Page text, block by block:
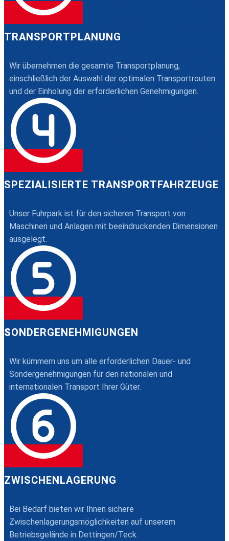
TRANSPORTPLANUNG
Wir übernehmen die gesamte Transportplanung,
einschließlich der Auswahl der optimalen Transportrouten
und der Einholung der erforderlichen Genehmigungen.
SPEZIALISIERTE TRANSPORTFAHRZEUGE
Unser Fuhrpark ist für den sicheren Transport von
Maschinen und Anlagen mit beeindruckenden Dimensionen
ausgelegt.
SONDERGENEHMIGUNGEN
Wir kümmern uns um alle erforderlichen Dauer- und
Sondergenehmigungen für den nationalen und
internationalen Transport Ihrer Güter.
ZWISCHENLAGERUNG
Bei Bedarf bieten wir Ihnen sichere
Zwischenlagerungsmöglichkeiten auf unserem
Betriebsgelände in Dettingen/Teck.